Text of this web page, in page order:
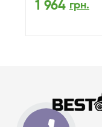
1 964 грн.